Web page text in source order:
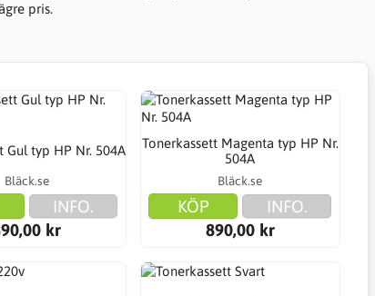
pris.
Gul typ HP Nr. 504A
Bläck.se
INFO.
kr
Tonerkassett Magenta typ HP Nr.
504A
Bläck.se
KÖP
INFO.
890,00 kr